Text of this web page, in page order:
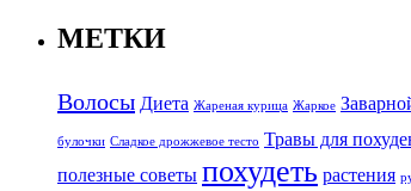
МЕТКИ
Волосы Диета Жареная курица Жаркое
булочки Сладкое дрожжевое тесто Травы для
полезные советы похудеть растения